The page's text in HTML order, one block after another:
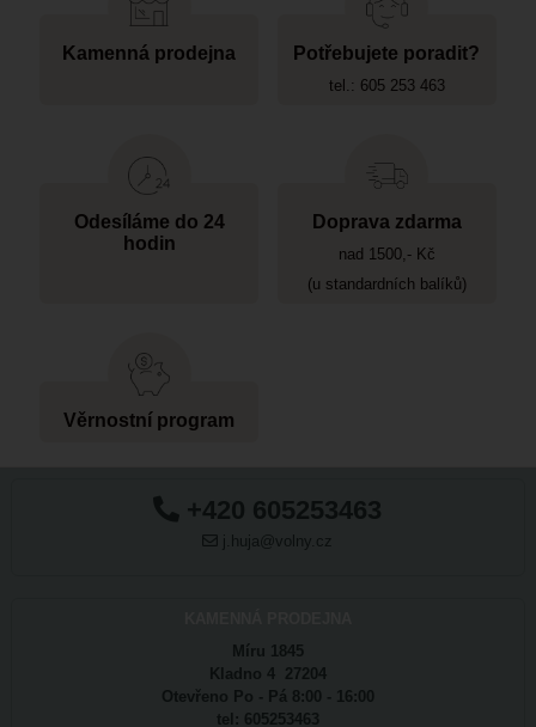
Kamenná prodejna Potřebujete poradit?
tel.: 605 253 463
Odesíláme do 24
hodin
Doprava zdarma
nad 1500,- Kč
(u standardních balíků)
Věrnostní program
+420 605253463
j.huja@volny.cz
Míru 1845
Kladno 4 27204
Otevřeno Po - Pá 8:00 - 16:00
tel: 605253463